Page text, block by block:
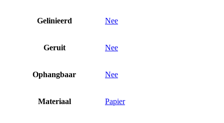
Gelinieerd Nee
Geruit Nee
Ophangbaar Nee
Materiaal Papier